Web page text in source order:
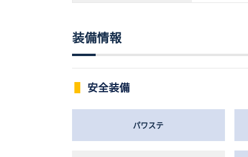
装備情報
安全装備
パワステ